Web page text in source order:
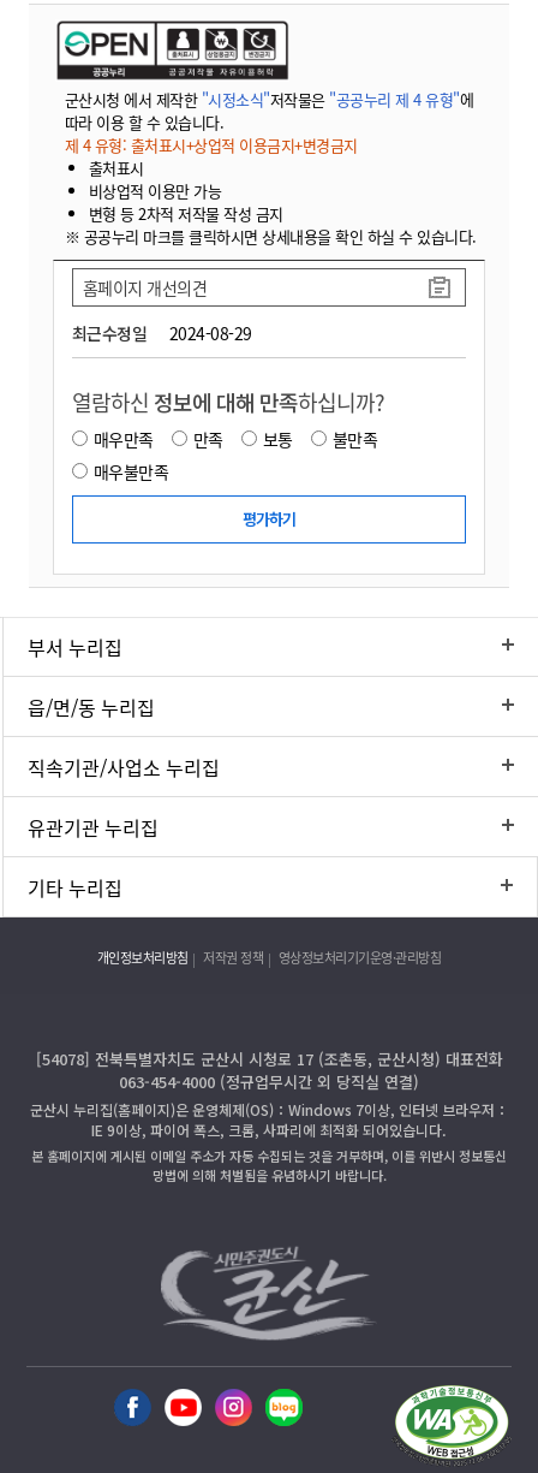
군산시청 에서 제작한 "시정소식"저작물은 "공공누리 제 4 유형"에
따라 이용 할 수 있습니다.
제 4 유형: 출처표시+상업적 이용금지+변경금지
출처표시
비상업적 이용만 가능
변형 등 2차적 저작물 작성 금지
※ 공공누리 마크를 클릭하시면 상세내용을 확인 하실 수 있습니다.
최근수정일 2024-08-29
홈페이지 개선의견
열람하신 정보에 대해 만족하십니까?
매우만족 만족 보통
불만족
매우불만족
부서 누리집
읍/면/동 누리집
직속기관/사업소 누리집
유관기관 누리집
기타 누리집
개인정보처리방침 저작권 정책 영상정보처리기기운영·관리방침
[54078] 전북특별자치도 군산시 시청로 17 (조촌동, 군산시청) 대표전화
063-454-4000 (정규업무시간 외 당직실 연결)
군산시 누리집(홈페이지)은 운영체제(OS)：Windows 7이상, 인터넷 브라우저：
IE 9이상, 파이어 폭스, 크롬, 사파리에 최적화 되어있습니다.
본 홈페이지에 게시된 이메일 주소가 자동 수집되는 것을 거부하며, 이를 위반시 정보통신
망법에 의해 처벌됨을 유념하시기 바랍니다.